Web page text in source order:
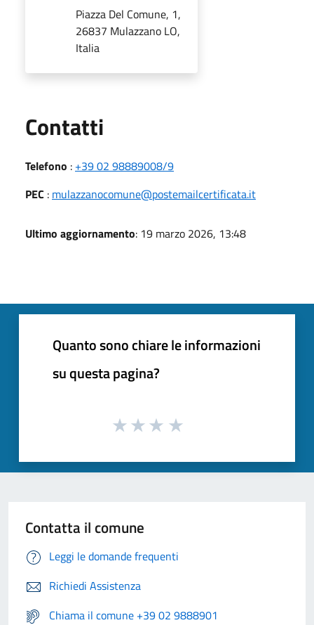
Piazza Del Comune, 1,
26837 Mulazzano LO,
Italia
Contatti
Telefono : +39 02 98889008/9
PEC : mulazzanocomune@postemailcertificata.it
Ultimo aggiornamento: 19 marzo 2026, 13:48
Quanto sono chiare le informazioni
su questa pagina?
Contatta il comune
Leggi le domande frequenti
Richiedi Assistenza
Chiama il comune +39 02 9888901